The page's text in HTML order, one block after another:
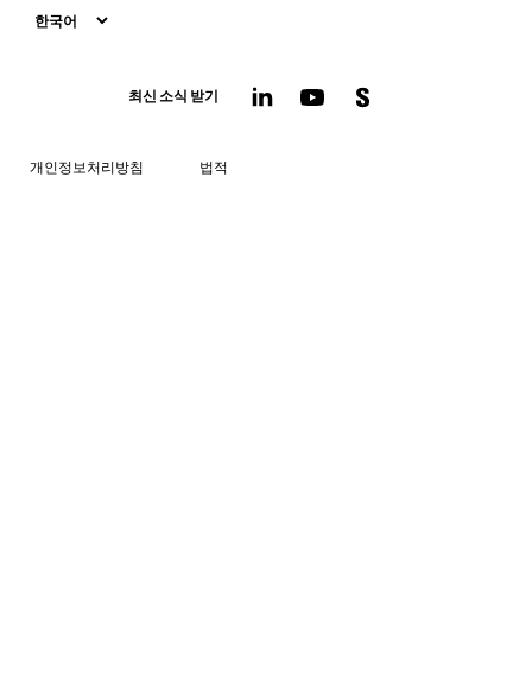
최신 소식 받기
개인정보처리방침 법적